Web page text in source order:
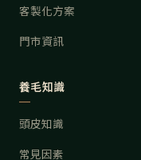
客製化方案
門市資訊
養毛知識
頭皮知識
常見因素